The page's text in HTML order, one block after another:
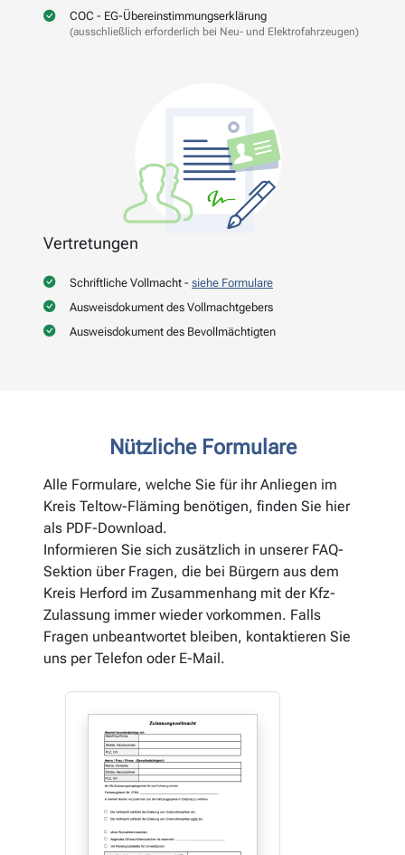
COC - EG-Übereinstimmungserklärung
(ausschließlich erforderlich bei Neu- und Elektrofahrzeugen)
Vertretungen
Schriftliche Vollmacht - siehe Formulare
Ausweisdokument des Vollmachtgebers
Ausweisdokument des Bevollmächtigten
Nützliche Formulare
Alle Formulare, welche Sie für ihr Anliegen im
Kreis Teltow-Fläming benötigen, finden Sie hier
als PDF-Download.
Informieren Sie sich zusätzlich in unserer FAQ-
Sektion über Fragen, die bei Bürgern aus dem
Kreis Herford im Zusammenhang mit der Kfz-
Zulassung immer wieder vorkommen. Falls
Fragen unbeantwortet bleiben, kontaktieren Sie
uns per Telefon oder E-Mail.